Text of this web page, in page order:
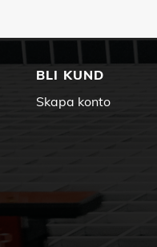
BLI KUND
Skapa konto